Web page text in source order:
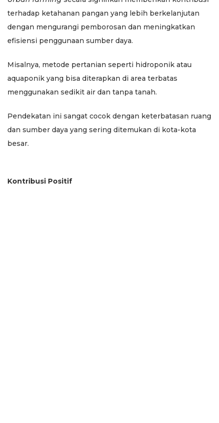
terhadap ketahanan pangan yang lebih berkelanjutan
dengan mengurangi pemborosan dan meningkatkan
efisiensi penggunaan sumber daya.
Misalnya, metode pertanian seperti hidroponik atau
aquaponik yang bisa diterapkan di area terbatas
menggunakan sedikit air dan tanpa tanah.
Pendekatan ini sangat cocok dengan keterbatasan ruang
dan sumber daya yang sering ditemukan di kota-kota
besar.
Kontribusi Positif